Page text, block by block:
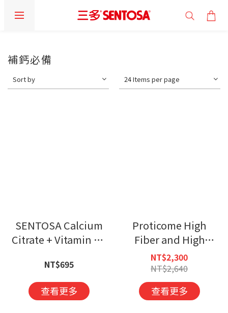
補鈣必備
Sort by 24 Items per page
SENTOSA Calcium
Citrate + Vitamin K2
NT$695
查看更多
Proticome High
Fiber and High
Calcium Nutritional
Formula+
NT$2,300
NT$2,640
查看更多